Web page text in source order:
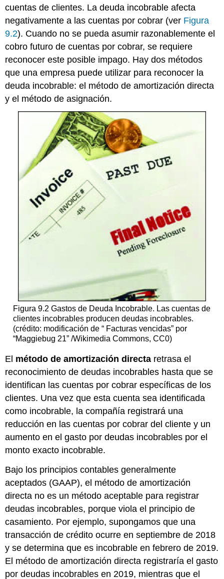
cuentas de clientes. La deuda incobrable afecta
negativamente a las cuentas por cobrar (ver Figura
9.2). Cuando no se pueda asumir razonablemente el
cobro futuro de cuentas por cobrar, se requiere
reconocer este posible impago. Hay dos métodos
que una empresa puede utilizar para reconocer la
deuda incobrable: el método de amortización directa
y el método de asignación.
Figura 9.2 Gastos de Deuda Incobrable. Las cuentas de
clientes incobrables producen deudas incobrables.
(crédito: modificación de “ Facturas vencidas” por
“Maggiebug 21” /Wikimedia Commons, CC0)
El método de amortización directa retrasa el
reconocimiento de deudas incobrables hasta que se
identifican las cuentas por cobrar específicas de los
clientes. Una vez que esta cuenta sea identificada
como incobrable, la compañía registrará una
reducción en las cuentas por cobrar del cliente y un
aumento en el gasto por deudas incobrables por el
monto exacto incobrable.
Bajo los principios contables generalmente
aceptados (GAAP), el método de amortización
directa no es un método aceptable para registrar
deudas incobrables, porque viola el principio de
casamiento. Por ejemplo, supongamos que una
transacción de crédito ocurre en septiembre de 2018
y se determina que es incobrable en febrero de 2019.
El método de amortización directa registraría el gasto
por deudas incobrables en 2019, mientras que el